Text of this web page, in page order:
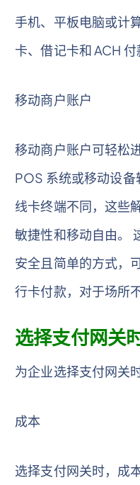
手机、平板电脑或计
卡、借记卡和 ACH 付
移动商户账户
移动商户账户可轻松
POS 系统或移动设
线卡终端不同，这些
敏捷性和移动自由。
安全且简单的方式，
行卡付款，对于场所
选择支付网关
为企业选择支付网关
成本
选择支付网关时，成